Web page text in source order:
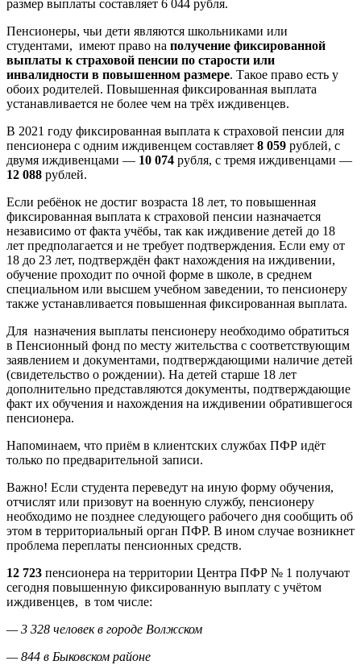
размер выплаты составляет 6 044 рубля.
Пенсионеры, чьи дети являются школьниками или
студентами, имеют право на получение фиксированной
выплаты к страховой пенсии по старости или
инвалидности в повышенном размере. Такое право есть у
обоих родителей. Повышенная фиксированная выплата
устанавливается не более чем на трёх иждивенцев.
В 2021 году фиксированная выплата к страховой пенсии для
пенсионера с одним иждивенцем составляет 8 059 рублей, с
двумя иждивенцами — 10 074 рубля, с тремя иждивенцами —
12 088 рублей.
Если ребёнок не достиг возраста 18 лет, то повышенная
фиксированная выплата к страховой пенсии назначается
независимо от факта учёбы, так как иждивение детей до 18
лет предполагается и не требует подтверждения. Если ему от
18 до 23 лет, подтверждён факт нахождения на иждивении,
обучение проходит по очной форме в школе, в среднем
специальном или высшем учебном заведении, то пенсионеру
также устанавливается повышенная фиксированная выплата.
Для назначения выплаты пенсионеру необходимо обратиться
в Пенсионный фонд по месту жительства с соответствующим
заявлением и документами, подтверждающими наличие детей
(свидетельство о рождении). На детей старше 18 лет
дополнительно представляются документы, подтверждающие
факт их обучения и нахождения на иждивении обратившегося
пенсионера.
Напоминаем, что приём в клиентских службах ПФР идёт
только по предварительной записи.
Важно! Если студента переведут на иную форму обучения,
отчислят или призовут на военную службу, пенсионеру
необходимо не позднее следующего рабочего дня сообщить об
этом в территориальный орган ПФР. В ином случае возникнет
проблема переплаты пенсионных средств.
12 723 пенсионера на территории Центра ПФР № 1 получают
сегодня повышенную фиксированную выплату с учётом
иждивенцев, в том числе:
— 3 328 человек в городе Волжском
— 844 в Быковском районе